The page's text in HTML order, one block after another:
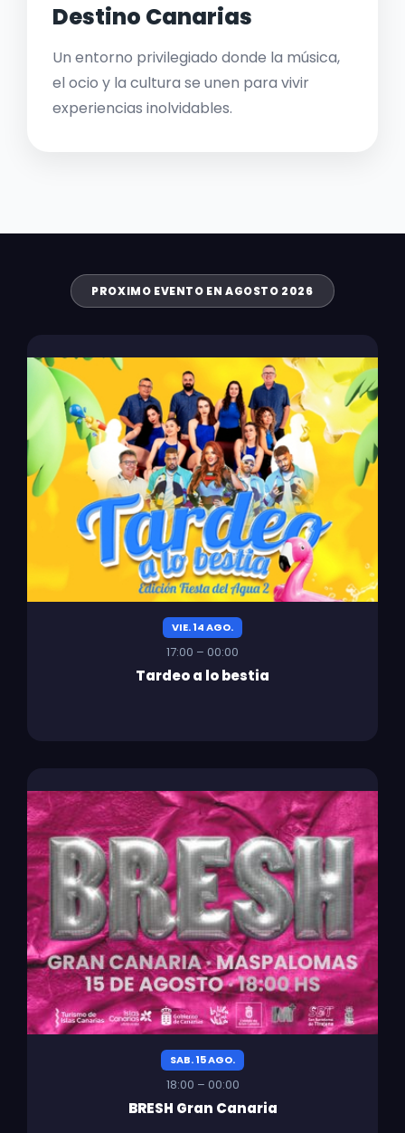
Destino Canarias
Un entorno privilegiado donde la música,
el ocio y la cultura se unen para vivir
experiencias inolvidables.
PROXIMO EVENTO EN AGOSTO 2026
VIE. 14 AGO.
17:00 – 00:00
Tardeo a lo bestia
SAB. 15 AGO.
18:00 – 00:00
BRESH Gran Canaria